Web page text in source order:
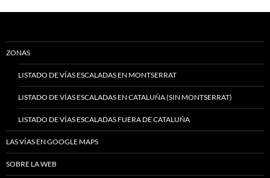
ZONAS
LISTADO DE VÍAS ESCALADAS EN MONTSERRAT
LISTADO DE VÍAS ESCALADAS EN CATALUÑA (SIN MONTSERRAT)
LISTADO DE VÍAS ESCALADAS FUERA DE CATALUÑA
LAS VÍAS EN GOOGLE MAPS
SOBRE LA WEB